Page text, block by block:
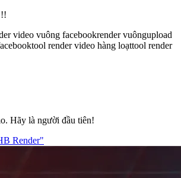
video vuông facebookrender vuôngupload
tool render video hàng loạttool render
Hãy là người đầu tiên!
Render"